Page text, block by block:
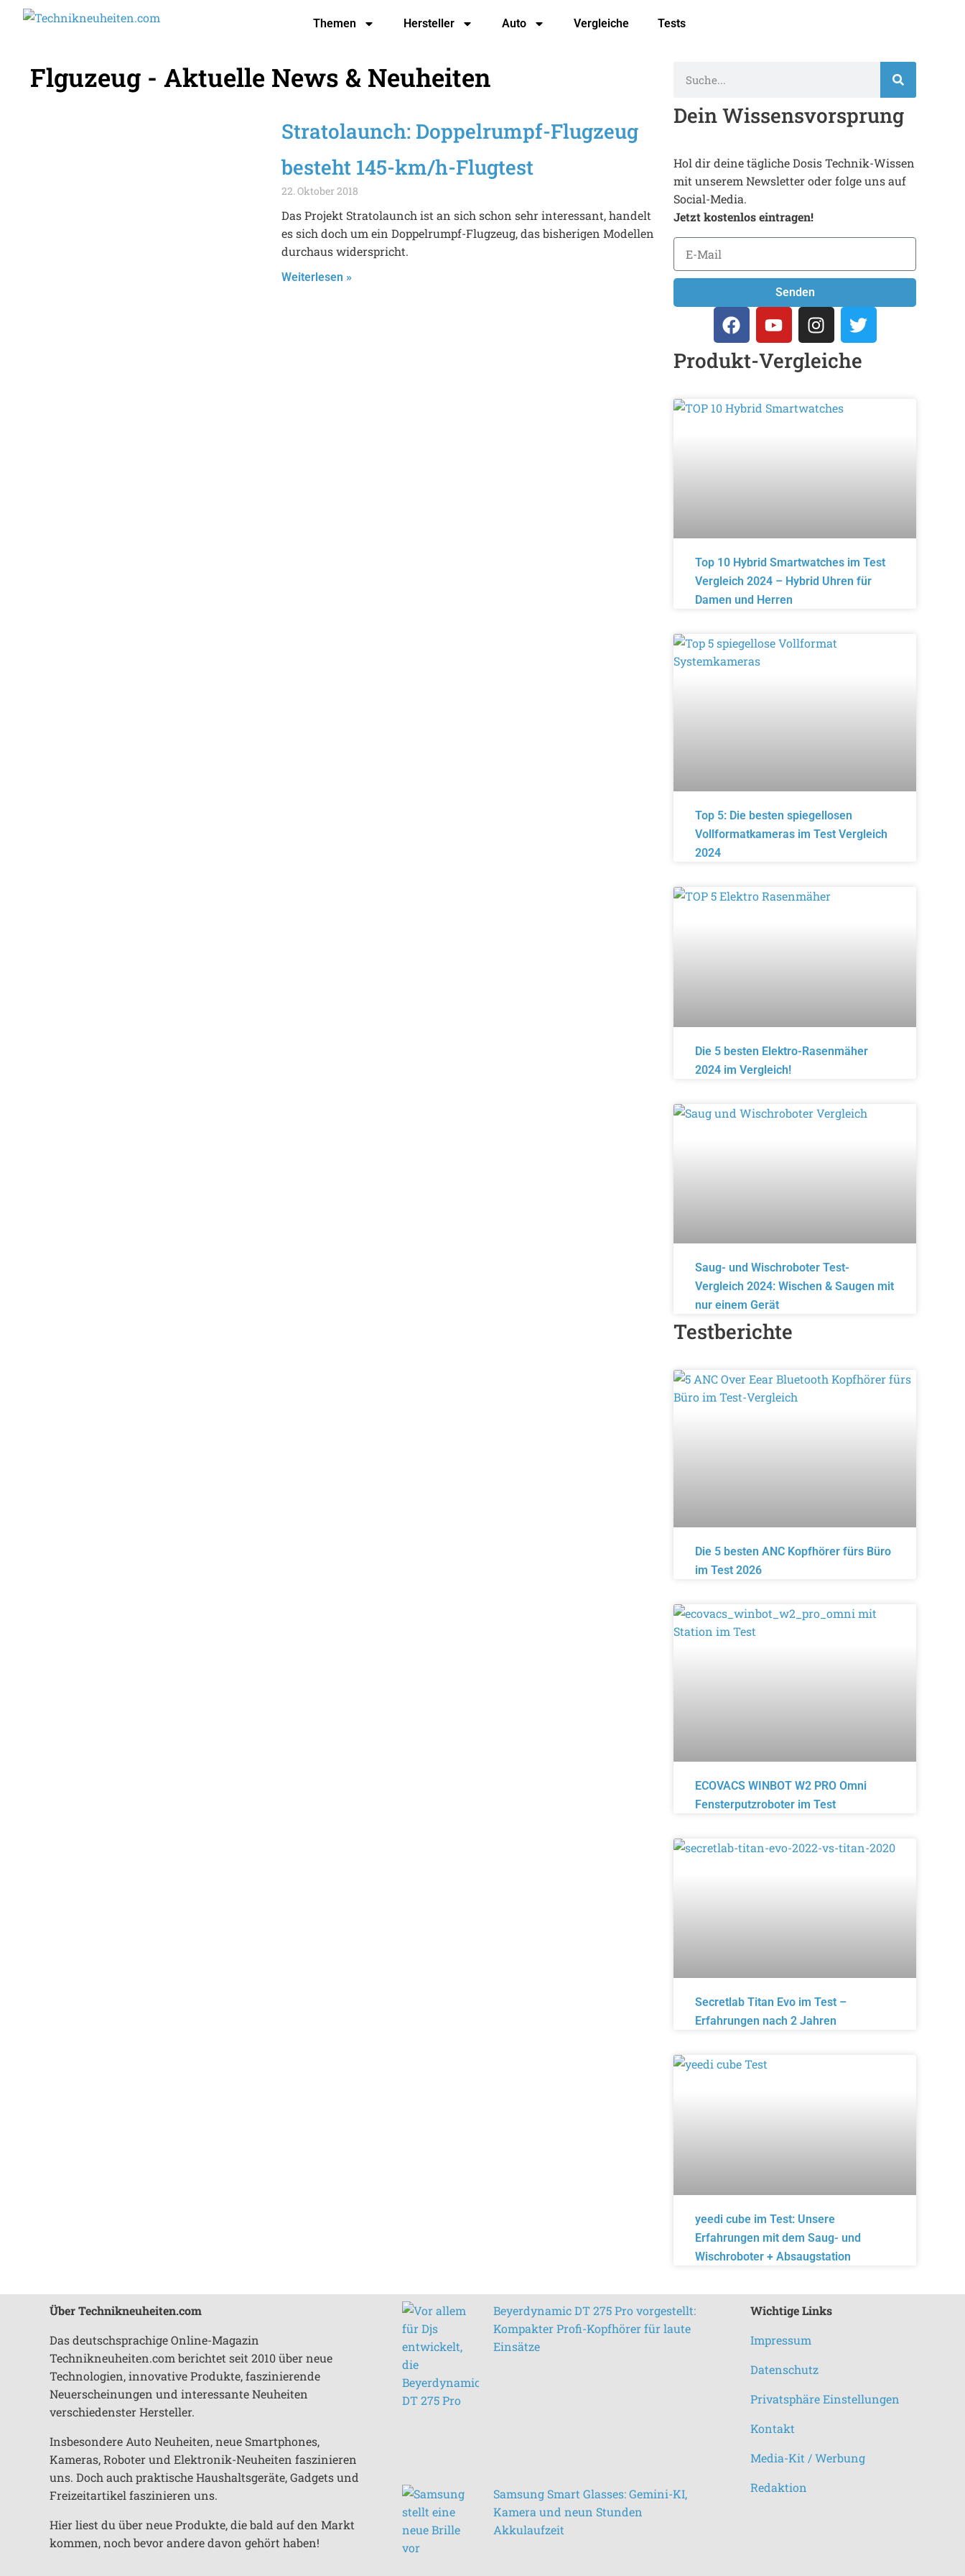
Themen Hersteller Auto Vergleiche Tests
Flguzeug - Aktuelle News & Neuheiten
Stratolaunch: Doppelrumpf-Flugzeug
besteht 145-km/h-Flugtest
22. Oktober 2018
Das Projekt Stratolaunch ist an sich schon sehr interessant, handelt
es sich doch um ein Doppelrumpf-Flugzeug, das bisherigen Modellen
durchaus widerspricht.
Weiterlesen »
Dein Wissensvorsprung
Hol dir deine tägliche Dosis Technik-Wissen
mit unserem Newsletter oder folge uns auf
Social-Media.
Jetzt kostenlos eintragen!
Senden
Produkt-Vergleiche
Top 10 Hybrid Smartwatches im Test
Vergleich 2024 – Hybrid Uhren für
Damen und Herren
Top 5: Die besten spiegellosen
Vollformatkameras im Test Vergleich
2024
Die 5 besten Elektro-Rasenmäher
2024 im Vergleich!
Saug- und Wischroboter Test-
Vergleich 2024: Wischen & Saugen mit
nur einem Gerät
Testberichte
Die 5 besten ANC Kopfhörer fürs Büro
im Test 2026
ECOVACS WINBOT W2 PRO Omni
Fensterputzroboter im Test
Secretlab Titan Evo im Test –
Erfahrungen nach 2 Jahren
yeedi cube im Test: Unsere
Erfahrungen mit dem Saug- und
Wischroboter + Absaugstation
Über Technikneuheiten.com
Das deutschsprachige Online-Magazin
Technikneuheiten.com berichtet seit 2010 über neue
Technologien, innovative Produkte, faszinierende
Neuerscheinungen und interessante Neuheiten
verschiedenster Hersteller.
Insbesondere Auto Neuheiten, neue Smartphones,
Kameras, Roboter und Elektronik-Neuheiten faszinieren
uns. Doch auch praktische Haushaltsgeräte, Gadgets und
Freizeitartikel faszinieren uns.
Hier liest du über neue Produkte, die bald auf den Markt
kommen, noch bevor andere davon gehört haben!
Beyerdynamic DT 275 Pro vorgestellt:
Kompakter Profi-Kopfhörer für laute
Einsätze
Samsung Smart Glasses: Gemini-KI,
Kamera und neun Stunden
Akkulaufzeit
Wichtige Links
Impressum
Datenschutz
Privatsphäre Einstellungen
Kontakt
Media-Kit / Werbung
Redaktion